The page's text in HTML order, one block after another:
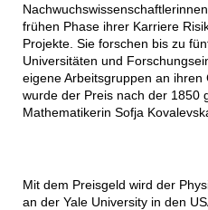
frühen Phase ihrer Karriere
Projekte. Sie forschen bis zu
Universitäten und
eigene Arbeitsgruppen an
wurde der Preis nach der 1850
Mathematikerin Sofja
Mit dem Preisgeld wird der
an der Yale University in den